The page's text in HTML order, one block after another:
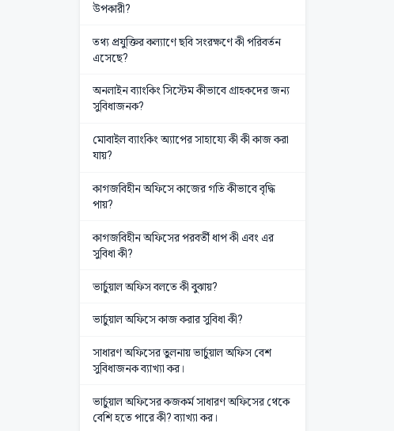
উপকারী?
তথ্য প্রযুক্তির কল্যাণে ছবি সংরক্ষণে কী পরিবর্তন
এসেছে?
অনলাইন ব্যাংকিং সিস্টেম কীভাবে গ্রাহকদের জন্য
সুবিধাজনক?
মোবাইল ব্যাংকিং অ্যাপের সাহায্যে কী কী কাজ করা
যায়?
কাগজবিহীন অফিসে কাজের গতি কীভাবে বৃদ্ধি
পায়?
কাগজবিহীন অফিসের পরবর্তী ধাপ কী এবং এর
সুবিধা কী?
ভার্চুয়াল অফিস বলতে কী বুঝায়?
ভার্চুয়াল অফিসে কাজ করার সুবিধা কী?
সাধারণ অফিসের তুলনায় ভার্চুয়াল অফিস বেশ
সুবিধাজনক ব্যাখ্যা কর।
ভার্চুয়াল অফিসের কজকর্ম সাধারণ অফিসের থেকে
বেশি হতে পারে কী? ব্যাখ্যা কর।